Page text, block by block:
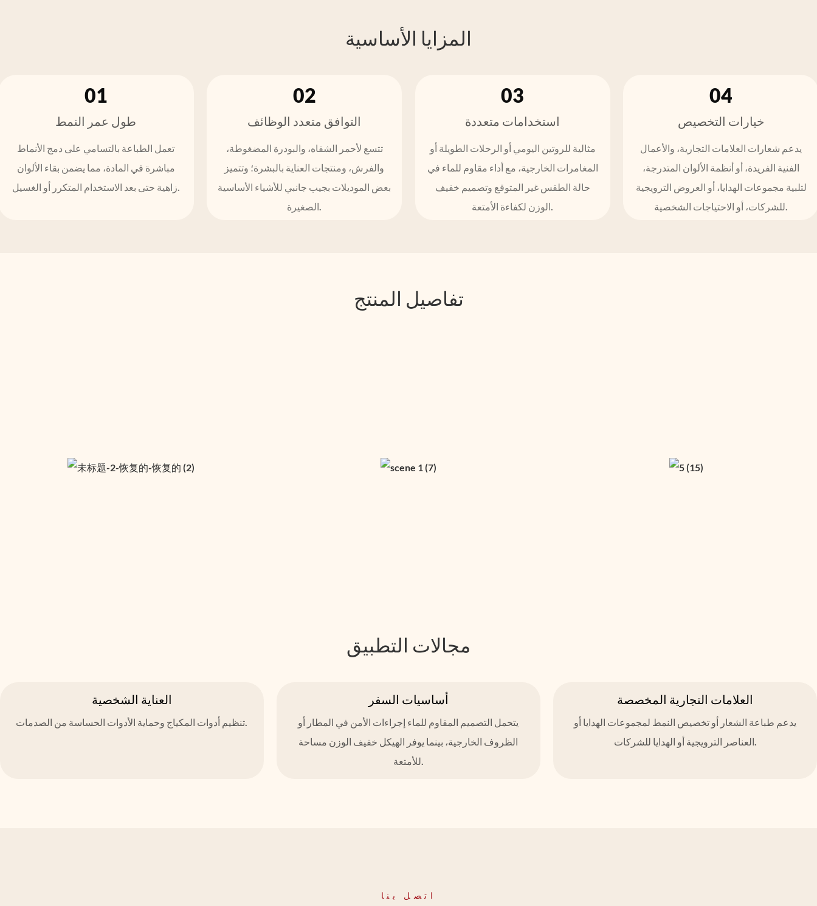
المزايا الأساسية
01
طول عمر النمط
تعمل الطباعة بالتسامي على دمج الأنماط
مباشرة في المادة، مما يضمن بقاء الألوان
02
التوافق متعدد الوظائف
تتسع لأحمر الشفاه، والبودرة المضغوطة،
والفرش، ومنتجات العناية بالبشرة؛ وتتميز
بعض الموديلات بجيب جانبي للأشياء الأساسية
03
استخدامات متعددة
مثالية للروتين اليومي أو الرحلات الطويلة أو
المغامرات الخارجية، مع أداء مقاوم للماء في
حالة الطقس غير المتوقع وتصميم خفيف
04
خيارات التخصيص
يدعم شعارات العلامات التجارية، والأعمال
الفنية الفريدة، أو أنظمة الألوان المتدرجة،
لتلبية مجموعات الهدايا، أو العروض الترويجية
تفاصيل المنتج
مجالات التطبيق
العناية الشخصية أساسيات السفر
يتحمل التصميم المقاوم للماء إجراءات الأمن في المطار أو
الظروف الخارجية، بينما يوفر الهيكل خفيف الوزن مساحة
العلامات التجارية المخصصة
يدعم طباعة الشعار أو تخصيص النمط لمجموعات الهدايا أو
اتصل بنا